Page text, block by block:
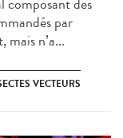
par
n’a...
VECTEURS